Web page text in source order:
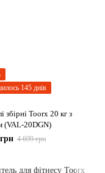
145 днів
збірні Toorx 20 кг з
(VAL-20DGN)
4 699 грн